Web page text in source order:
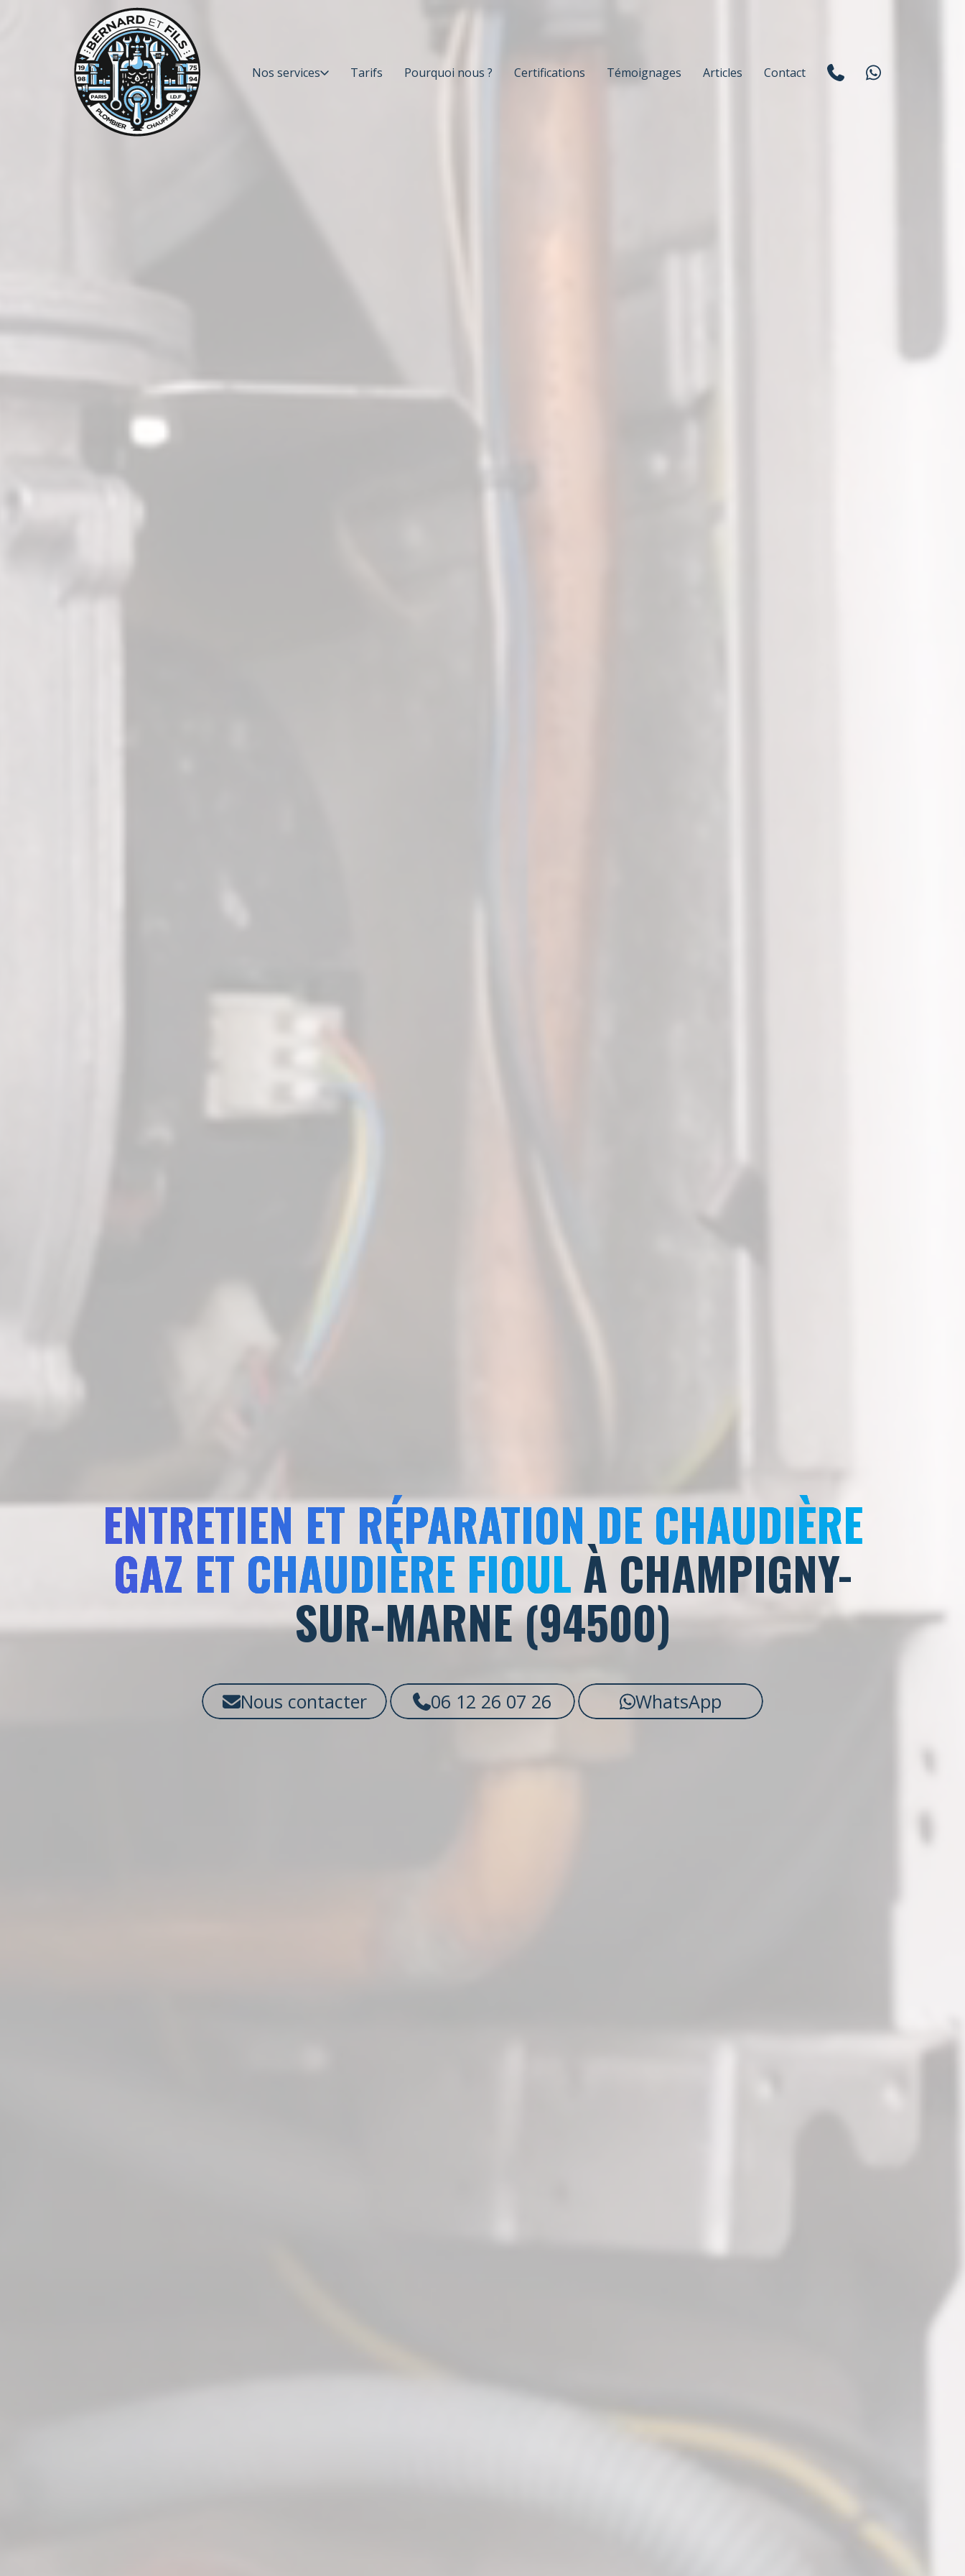
Nos services Tarifs Pourquoi nous ? Certifications Témoignages Articles Contact
ENTRETIEN ET RÉPARATION DE CHAUDIÈRE
GAZ ET CHAUDIÈRE FIOULÀ CHAMPIGNY-
SUR-MARNE (94500)
Nous contacter 06 12 26 07 26 WhatsApp